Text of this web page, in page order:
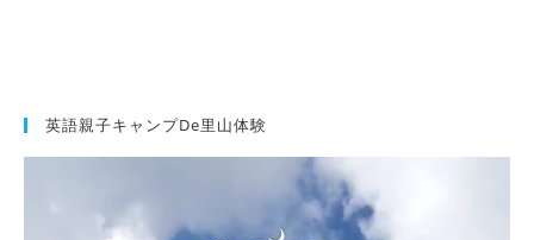
英語親子キャンプde里山体験